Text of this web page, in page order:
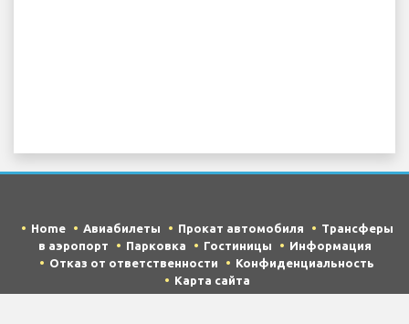
Home Авиабилеты Прокат автомобиля
Трансферы
в аэропорт
Парковка Гостиницы
Информация
Отказ от ответственности
Конфиденциальность
Карта сайта